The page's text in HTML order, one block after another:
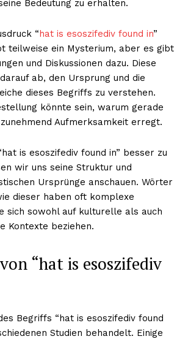
Bedeutung zu erhalten.
“hat is esoszifediv found in”
teilweise ein Mysterium, aber es gibt
und Diskussionen dazu. Diese
ab, den Ursprung und die
dieses Begriffs zu verstehen.
könnte sein, warum gerade
Aufmerksamkeit erregt.
is esoszifediv found in” besser zu
wir uns seine Struktur und
Ursprünge anschauen. Wörter
dieser haben oft komplexe
sich sowohl auf kulturelle als auch
Kontexte beziehen.
“hat is esoszifediv
Begriffs “hat is esoszifediv found
Studien behandelt. Einige